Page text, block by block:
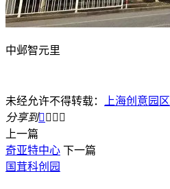
中邺智元里
未经允许不得转载： 上海创意园区
分享到   
上一篇
奇亚特中心 下一篇
国茸科创园